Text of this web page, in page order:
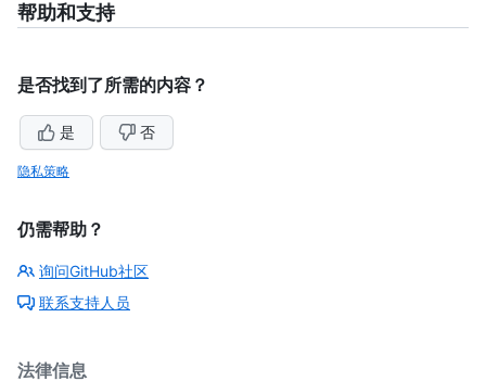
帮助和支持
是否找到了所需的内容？
是 否
隐私策略
仍需帮助？
询问GitHub社区
联系支持人员
法律信息